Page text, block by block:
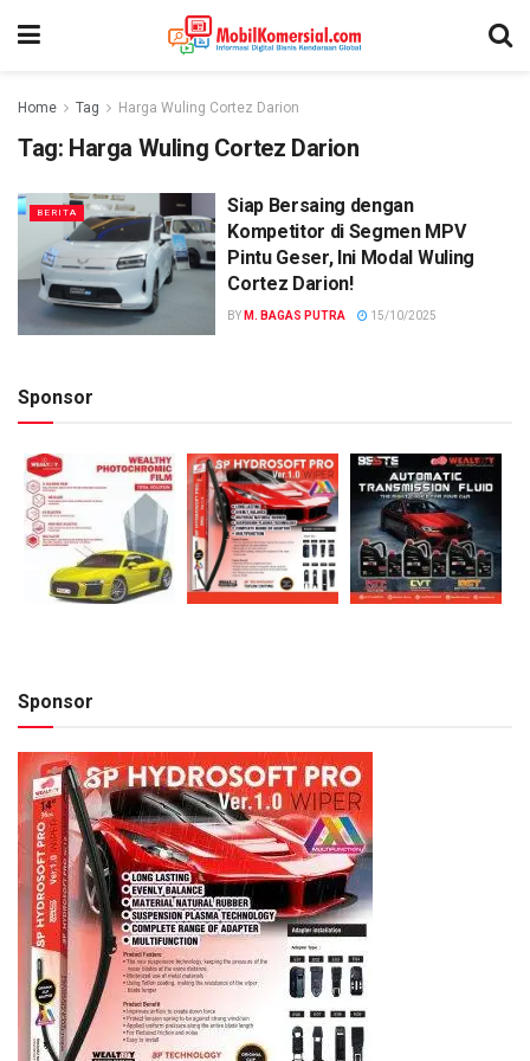
Home Tag Harga Wuling Cortez Darion
Tag: Harga Wuling Cortez Darion
BERITA
Siap Bersaing dengan
Kompetitor di Segmen MPV
Pintu Geser, Ini Modal Wuling
Cortez Darion!
BY M. BAGAS PUTRA 15/10/2025
Sponsor
Sponsor